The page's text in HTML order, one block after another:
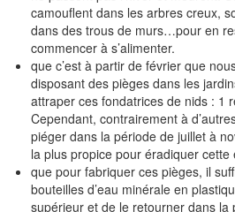
camouflent dans les arbres creux,
dans des trous de murs…pour en
commencer à s’alimenter.
que c’est à partir de février que
disposant des pièges dans les
attraper ces fondatrices de nids : 1
Cependant, contrairement à
piéger dans la période de juillet à
la plus propice pour éradiquer cette
que pour fabriquer ces pièges, il
bouteilles d’eau minérale en
supérieur et de le retourner dans la